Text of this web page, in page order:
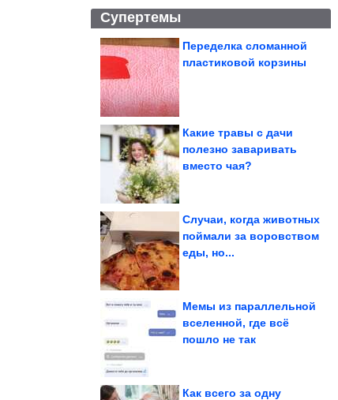
Супертемы
Смехотерапия. Всё для
Переделка сломанной
пластиковой корзины
Простая шакшука,
Какие травы с дачи
полезно заваривать
вместо чая?
Случаи, когда животных
поймали за воровством
еды, но...
7 привычек, которые
Мемы из параллельной
вселенной, где всё
пошло не так
Как всего за одну